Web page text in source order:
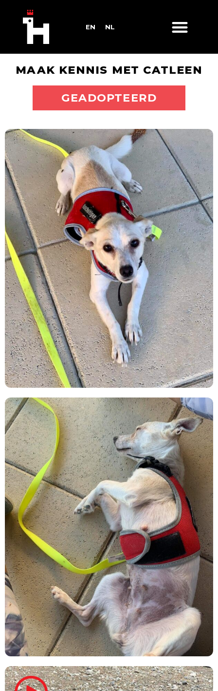
EN NL
MAAK KENNIS MET CATLEEN
ADOPTEER MIJ
GEADOPTEERD